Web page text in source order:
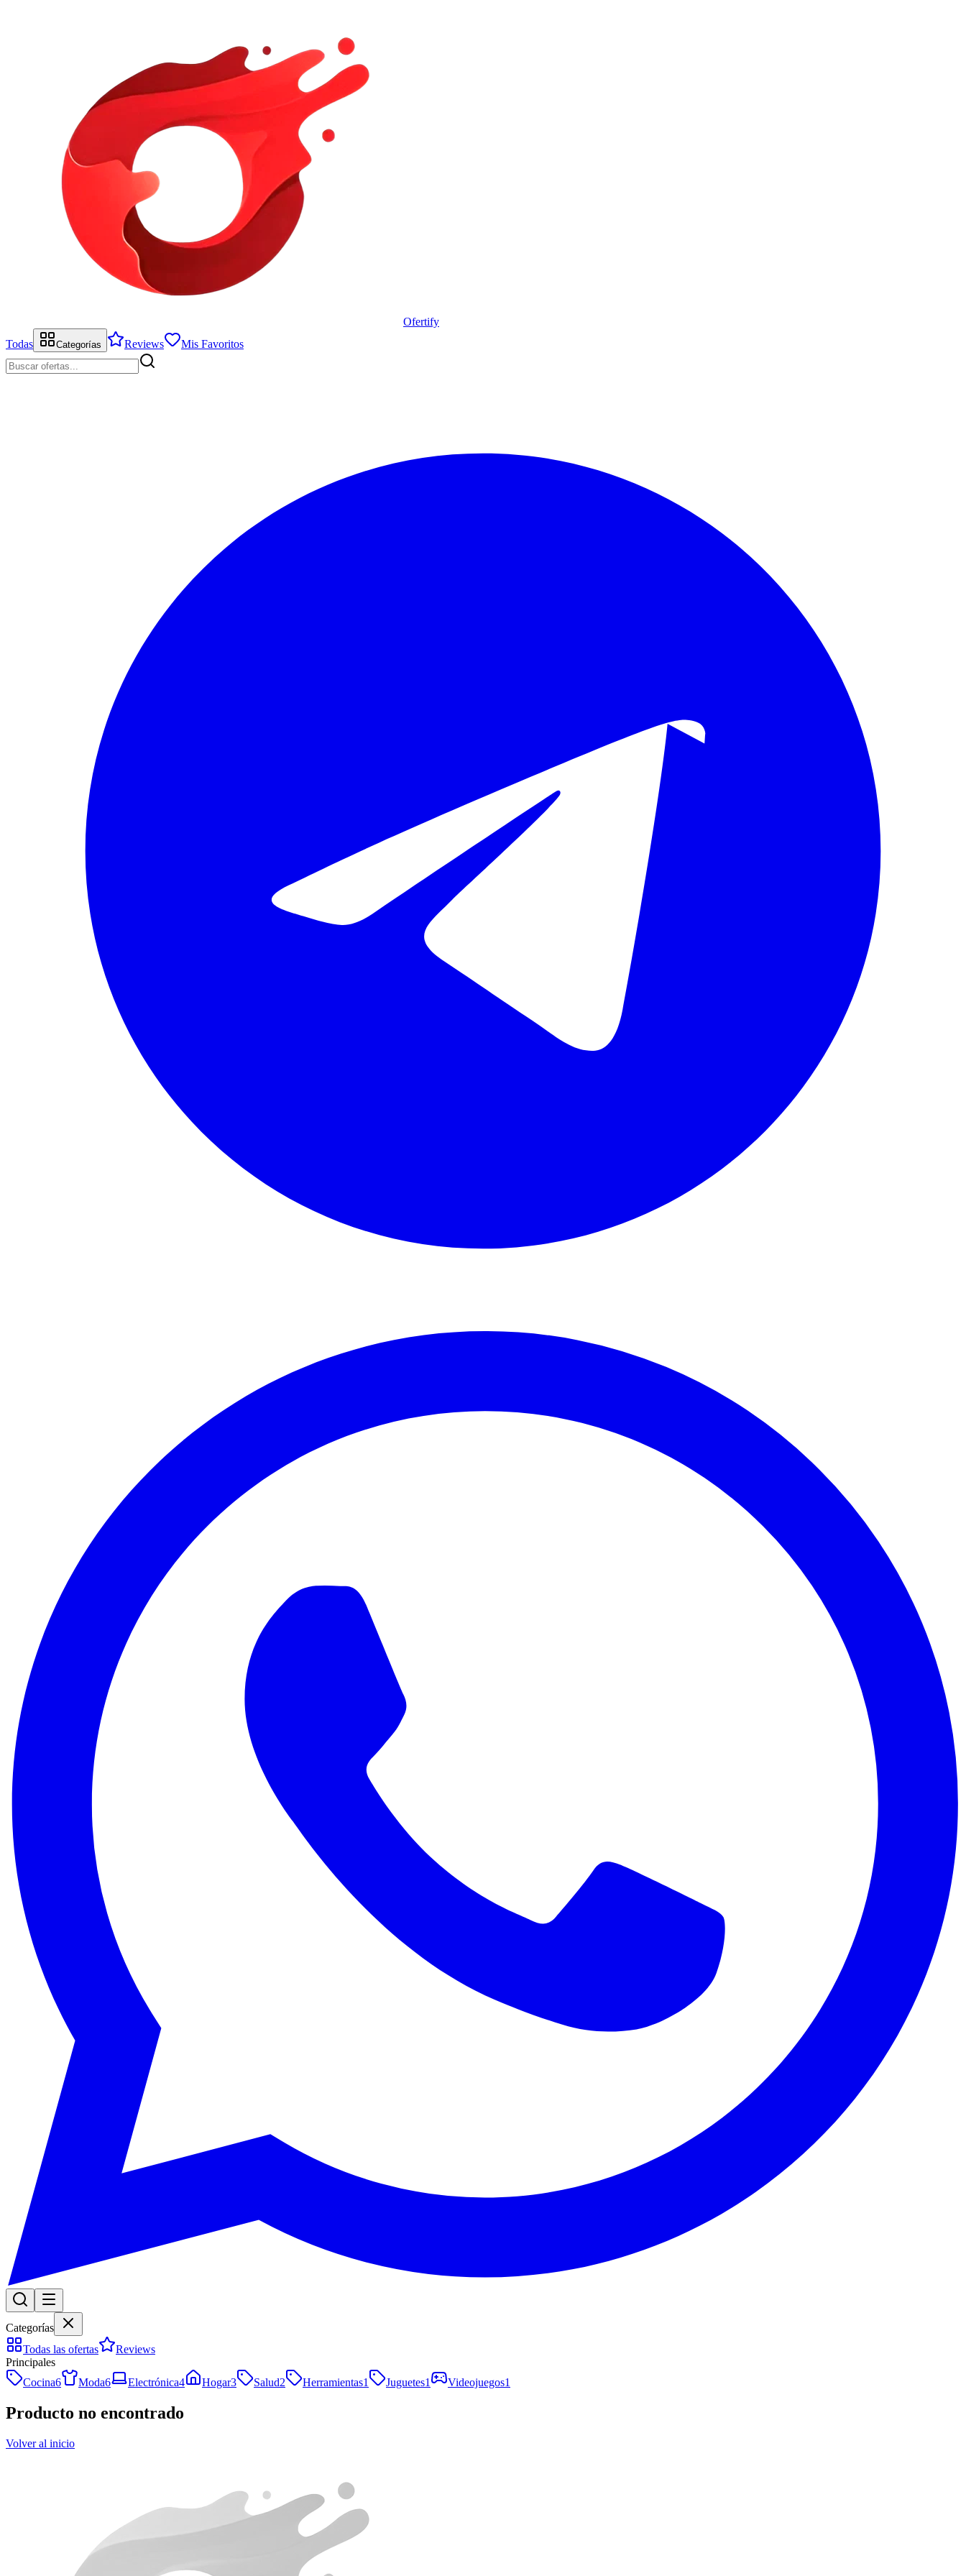
Ofertify
Todas
Categorías Reviews Mis Favoritos
Categorías
Todas las ofertas
Reviews
Principales
Cocina6 Moda6 Electrónica4 Hogar3 Salud2 Herramientas1 Juguetes1 Videojuegos1
Producto no encontrado
Volver al inicio